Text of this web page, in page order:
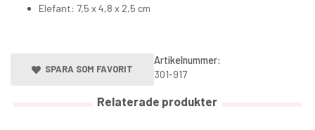
Elefant: 7,5 x 4,8 x 2,5 cm
SPARA SOM FAVORIT
Artikelnummer:
301-917
Relaterade produkter